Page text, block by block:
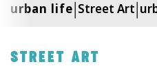
urban life Street Art
STREET ART